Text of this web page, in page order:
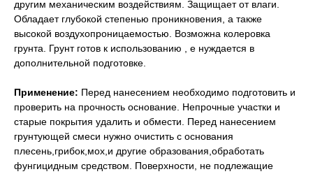
другим механическим воздействиям. Защищает от влаги.
Обладает глубокой степенью проникновения, а также
высокой воздухопроницаемостью. Возможна колеровка
грунта. Грунт готов к использованию , е нуждается в
дополнительной подготовке.
Применение: Перед нанесением необходимо подготовить и
проверить на прочность основание. Непрочные участки и
старые покрытия удалить и обмести. Перед нанесением
грунтующей смеси нужно очистить с основания
плесень,грибок,мох,и другие образования,обработать
фунгицидным средством. Поверхности, не подлежащие